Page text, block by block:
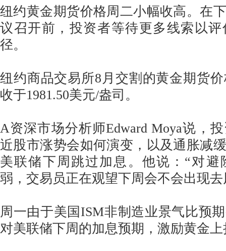
纽约黄金期货价格周二小幅收高。在
议召开前，投资者等待更多线索以
径。
纽约商品交易所8月交割的黄金期货
收于1981.50美元/盎司。
A资深市场分析师Edward Moya说，
近股市涨势会如何演变，以及通胀减
美联储下周跳过加息。他说：“对避
弱，交易员正在观望下周会不会出现
周一由于美国ISM非制造业景气比预
对美联储下周的加息预期，激励黄金